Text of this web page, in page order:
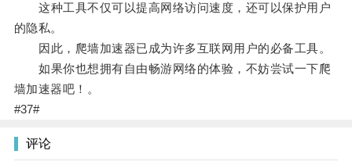
这种工具不仅可以提高网络访问速度，还可以保护用户
的隐私。
因此，爬墙加速器已成为许多互联网用户的必备工具。
如果你也想拥有自由畅游网络的体验，不妨尝试一下爬
墙加速器吧！。
#37#
评论